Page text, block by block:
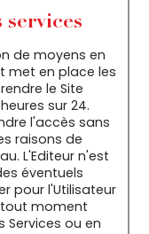
de moyens en
met en place les
le Site
sur 24.
l'accès sans
raisons de
L'Editeur n'est
éventuels
pour l'Utilisateur
tout moment
ou en